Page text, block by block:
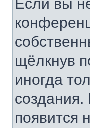
Если вы
щёлкнув
иногда
появится